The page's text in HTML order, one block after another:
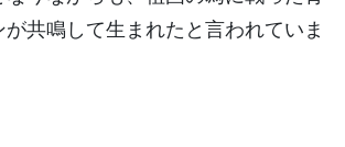
共鳴して生まれたと言われていま